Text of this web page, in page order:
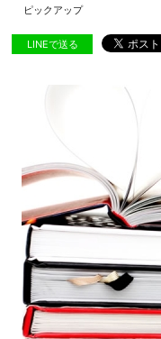
ピックアップ
LINEで送る